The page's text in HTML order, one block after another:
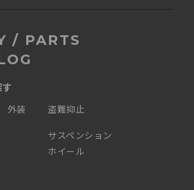
/ PARTS
外装
盗難抑止
サスペンション
ホイール